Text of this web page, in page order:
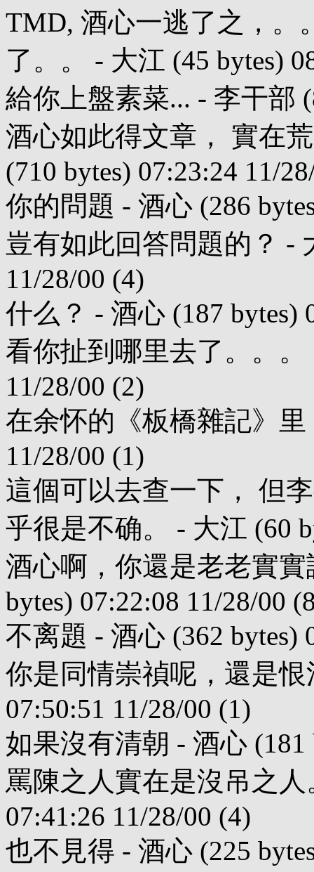
TMD, 酒心一逃了之，。
了。。 - 大江 (45 bytes)
給你上盤素菜... - 李干部
酒心如此得文章， 實在
(710 bytes) 07:23:24 11/
你的問題 - 酒心 (286
豈有如此回答問題的？ -
11/28/00 (4)
什么？ - 酒心 (187 bytes)
看你扯到哪里去了。。。
11/28/00 (2)
在余怀的《板橋雜記》里
11/28/00 (1)
這個可以去查一下， 但
乎很是不确。 - 大江 (60
酒心啊，你還是老老實
bytes) 07:22:08 11/28/00
不离題 - 酒心 (362 bytes)
你是同情崇禎呢，還是恨
07:50:51 11/28/00 (1)
如果沒有清朝 - 酒心 (181
罵陳之人實在是沒吊之人
07:41:26 11/28/00 (4)
也不見得 - 酒心 (225